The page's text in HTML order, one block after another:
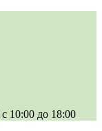
c 10:00 до 18:00